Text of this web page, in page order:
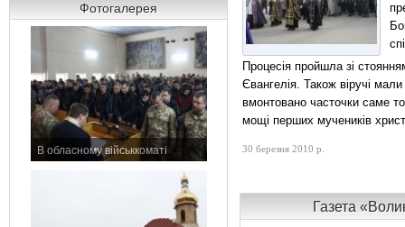
Фотогалерея
В обласному військкоматі
Процесія пройшла зі
Євангелія. Також віручі
вмонтовано часточки саме
мощі перших мучеників
30 березня 2010 р.
Газета